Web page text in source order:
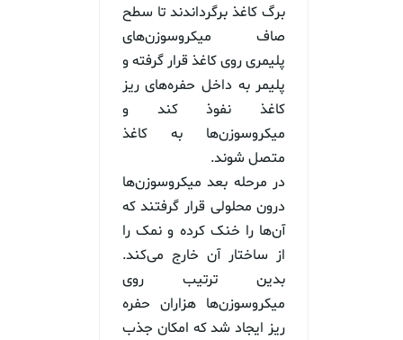
برگ کاغذ برگرداندند تا سطح
صاف میکروسوزن‌های
پلیمری روی کاغذ قرار گرفته و
پلیمر به داخل حفره‌های ریز
کاغذ نفوذ کند و
میکروسوزن‌ها به کاغذ
متصل شوند.
در مرحله بعد میکروسوزن‌ها
درون محلولی قرار گرفتند که
آن‌ها را خنک کرده و نمک را
از ساختار آن خارج می‌کند.
بدین ترتیب روی
میکروسوزن‌ها هزاران حفره
ریز ایجاد شد که امکان جذب